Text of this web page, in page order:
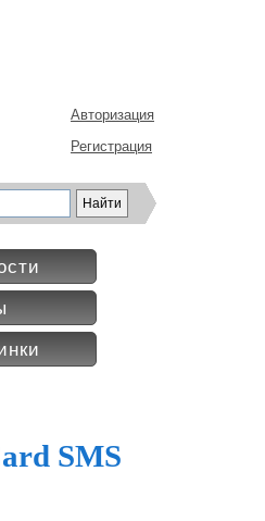
Авторизация
Регистрация
SMS